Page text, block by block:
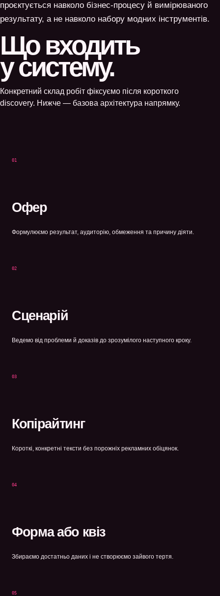
проєктується навколо бізнес-процесу й вимірюваного
результату, а не навколо набору модних інструментів.
Що входить
у систему.
Конкретний склад робіт фіксуємо після короткого
discovery. Нижче — базова архітектура напрямку.
01
Офер
Формулюємо результат, аудиторію, обмеження та причину діяти.
02
Сценарій
Ведемо від проблеми й доказів до зрозумілого наступного кроку.
03
Копірайтинг
Короткі, конкретні тексти без порожніх рекламних обіцянок.
04
Форма або квіз
Збираємо достатньо даних і не створюємо зайвого тертя.
05